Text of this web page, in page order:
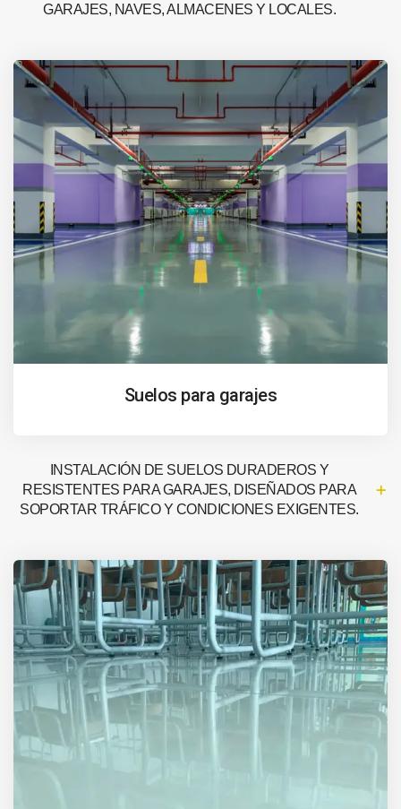
GARAJES, NAVES, ALMACENES Y LOCALES.
Suelos para garajes
INSTALACIÓN DE SUELOS DURADEROS Y
RESISTENTES PARA GARAJES, DISEÑADOS PARA
SOPORTAR TRÁFICO Y CONDICIONES EXIGENTES.